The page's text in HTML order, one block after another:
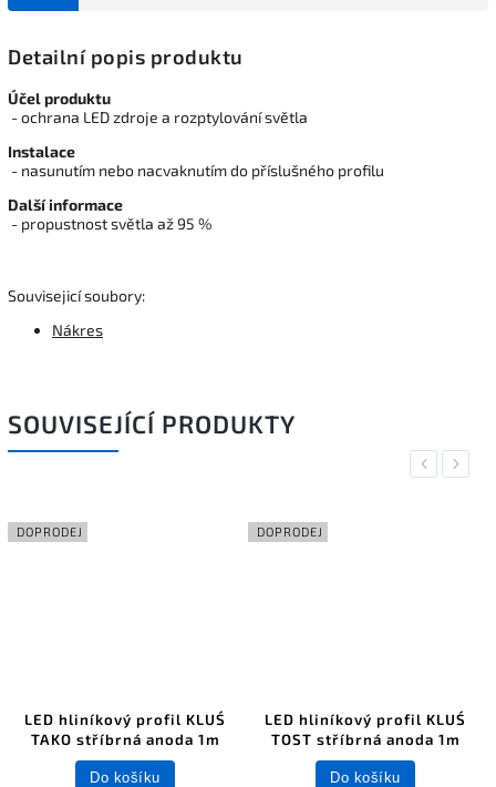
Detailní popis produktu
Účel produktu
- ochrana LED zdroje a rozptylování světla
Instalace
- nasunutím nebo nacvaknutím do příslušného profilu
Další informace
- propustnost světla až 95 %
Souvisejicí soubory:
Nákres
SOUVISEJÍCÍ PRODUKTY
Previous
DOPRODEJ
LED hliníkový profil KLUŚ
TAKO stříbrná anoda 1m
Do košíku
DOPRODEJ
LED hliníkový profil KLUŚ
TOST stříbrná anoda 1m
Do košíku
Next